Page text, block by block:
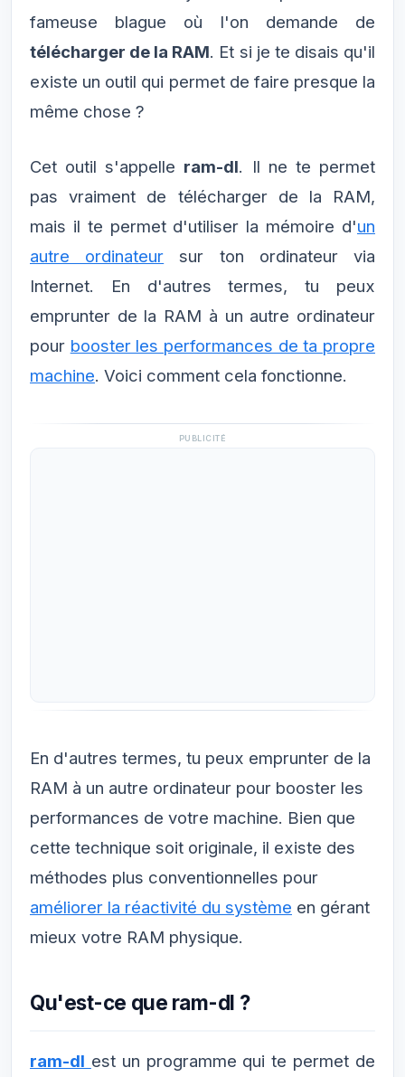
fameuse blague où l'on demande de
télécharger de la RAM. Et si je te disais qu'il
existe un outil qui permet de faire presque la
même chose ?
Cet outil s'appelle ram-dl. Il ne te permet
pas vraiment de télécharger de la RAM,
mais il te permet d'utiliser la mémoire d'un
autre ordinateur sur ton ordinateur via
Internet. En d'autres termes, tu peux
emprunter de la RAM à un autre ordinateur
pour booster les performances de ta propre
machine. Voici comment cela fonctionne.
PUBLICITÉ
En d'autres termes, tu peux emprunter de la
RAM à un autre ordinateur pour booster les
performances de votre machine. Bien que
cette technique soit originale, il existe des
méthodes plus conventionnelles pour
améliorer la réactivité du système en gérant
mieux votre RAM physique.
Qu'est-ce que ram-dl ?
ram-dl est un programme qui te permet de